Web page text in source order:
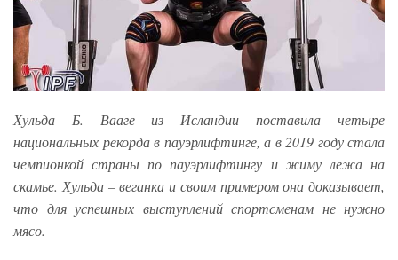
Хульда Б. Вааге из Исландии поставила четыре
национальных рекорда в пауэрлифтинге, а в 2019 году стала
чемпионкой страны по пауэрлифтингу и жиму лежа на
скамье. Хульда – веганка и своим примером она доказывает,
что для успешных выступлений спортсменам не нужно
мясо.